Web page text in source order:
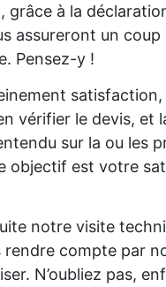
grâce à la
assureront un coup
Pensez-y !
satisfaction,
vérifier le devis, et
sur la ou les
objectif est votre
notre visite
rendre compte par
N’oubliez pas,